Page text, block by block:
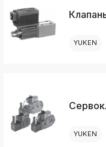
YUKEN
YUKEN